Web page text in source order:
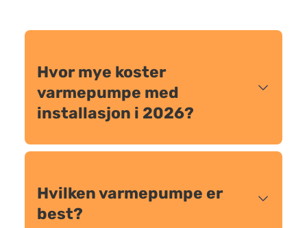
Hvor mye koster
varmepumpe med
installasjon i 2026?
Hvilken varmepumpe er
best?